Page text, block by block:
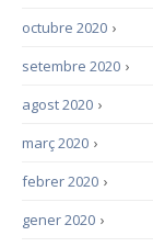
›
octubre 2020
›
setembre 2020
›
agost 2020
›
març 2020
›
febrer 2020
›
gener 2020